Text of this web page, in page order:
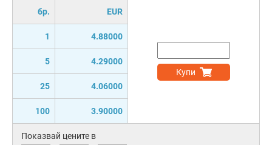
бр. EUR
1 4.88000
5 4.29000
25 4.06000
100 3.90000
Купи
Показвай цените в